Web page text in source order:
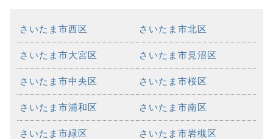
さいたま市西区 さいたま市北区
さいたま市大宮区 さいたま市見沼区
さいたま市中央区 さいたま市桜区
さいたま市浦和区 さいたま市南区
さいたま市緑区 さいたま市岩槻区